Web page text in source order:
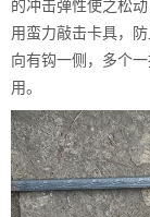
的冲击弹性使之松
用蛮力敲击卡具，
向有钩一侧，多个
用。